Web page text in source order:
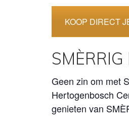
KOOP DIRECT
Geen zin om met
Hertogenbosch
genieten van